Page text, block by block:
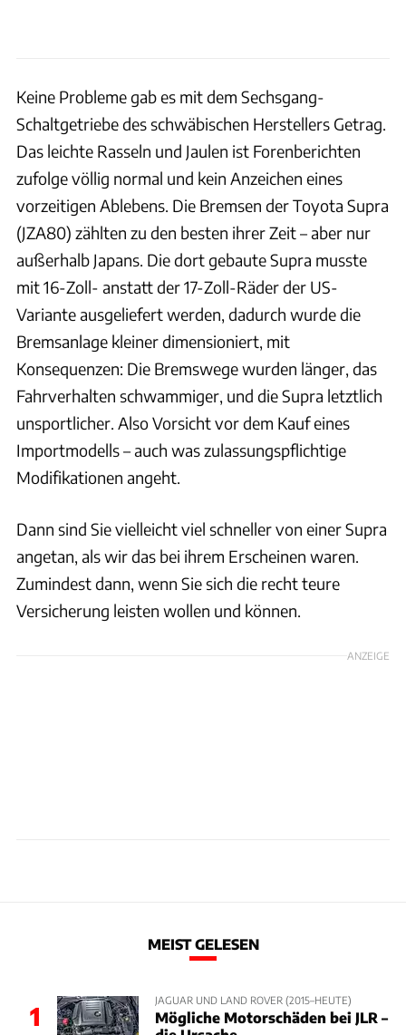
Keine Probleme gab es mit dem Sechsgang-
Schaltgetriebe des schwäbischen Herstellers Getrag.
Das leichte Rasseln und Jaulen ist Forenberichten
zufolge völlig normal und kein Anzeichen eines
vorzeitigen Ablebens. Die Bremsen der Toyota Supra
(JZA80) zählten zu den besten ihrer Zeit – aber nur
außerhalb Japans. Die dort gebaute Supra musste
mit 16-Zoll- anstatt der 17-Zoll-Räder der US-
Variante ausgeliefert werden, dadurch wurde die
Bremsanlage kleiner dimensioniert, mit
Konsequenzen: Die Bremswege wurden länger, das
Fahrverhalten schwammiger, und die Supra letztlich
unsportlicher. Also Vorsicht vor dem Kauf eines
Importmodells – auch was zulassungspflichtige
Modifikationen angeht.
Dann sind Sie vielleicht viel schneller von einer Supra
angetan, als wir das bei ihrem Erscheinen waren.
Zumindest dann, wenn Sie sich die recht teure
Versicherung leisten wollen und können.
ANZEIGE
MEIST GELESEN
1
JAGUAR UND LAND ROVER (2015–HEUTE)
Mögliche Motorschäden bei JLR –